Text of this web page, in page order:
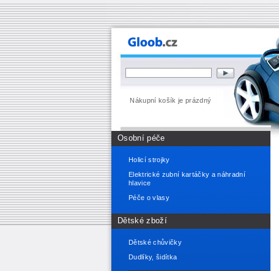
Nákupní košík je prázdný
Osobní péče
Holicí strojky
Elektrické zubní kartáčky a náhradní
hlavice
Péče o vlasy
Dětské zboží
Dětské chůvičky
Dudlíky, šidítka